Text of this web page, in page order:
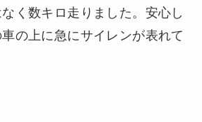
く数キロ走りました。安心し
の上に急にサイレンが表れて